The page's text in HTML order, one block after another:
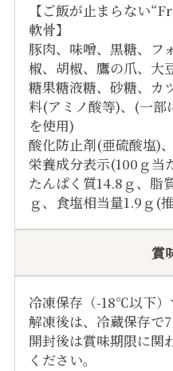
【ご飯が止まらない
軟骨】
豚肉、味噌、黒糖、フ
椒、胡椒、鷹の爪、大
糖果糖液糖、砂糖、カ
料(アミノ酸等)、(一部
を使用)
酸化防止剤(亜硫酸塩)
栄養成分表示(100ｇ当
たんぱく質14.8ｇ、脂
ｇ、食塩相当量1.9ｇ(
賞
冷凍保存（-18℃以下）
解凍後は、冷蔵保存で
開封後は賞味期限に関
ください。